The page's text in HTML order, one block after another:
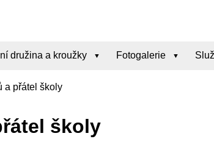
družina a kroužky Fotogalerie
a přátel školy
školy